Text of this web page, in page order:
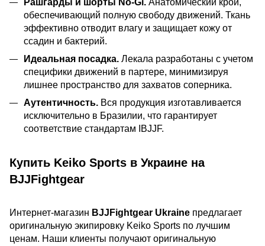
обеспечивающий полную свободу движений. Ткань
эффективно отводит влагу и защищает кожу от
ссадин и бактерий.
Идеальная посадка. Лекала разработаны с учетом
специфики движений в партере, минимизируя
лишнее пространство для захватов соперника.
Аутентичность. Вся продукция изготавливается
исключительно в Бразилии, что гарантирует
соответствие стандартам IBJJF.
Купить Keiko Sports в Украине на
BJJFightgear
Интернет-магазин BJJFightgear Ukraine предлагает
оригинальную экипировку Keiko Sports по лучшим
ценам. Наши клиенты получают оригинальную